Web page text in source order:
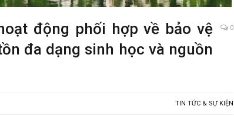
động phối hợp về bảo vệ
đa dạng sinh học và nguồn
0
TIN TỨC & SỰ KIỆN